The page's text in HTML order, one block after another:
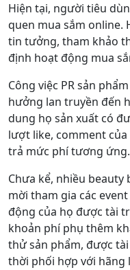
Hiện tại, người tiêu
quen mua sắm online.
tin tưởng, tham khảo
định hoạt động mua
Công việc PR sản
hưởng lan truyền đến
dung họ sản xuất có
lượt like, comment
trả mức phí tương ứng.
Chưa kể, nhiều
mời tham gia các
động của họ được tài
khoản phí phụ thêm
thử sản phẩm, được
thời phối hợp với hãng